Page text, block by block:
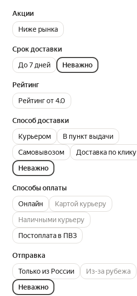
Акции
Ниже рынка
Срок доставки
До 7 дней
Неважно
Рейтинг
Рейтинг от 4.0
Способ доставки
Курьером
В пункт выдачи
Самовывозом
Доставка по клику
Неважно
Способы оплаты
Онлайн
Картой курьеру
Наличными курьеру
Постоплата в ПВЗ
Отправка
Только из России
Из-за рубежа
Неважно